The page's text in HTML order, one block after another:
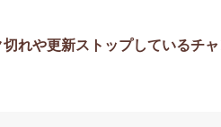
れや更新ストップしているチ